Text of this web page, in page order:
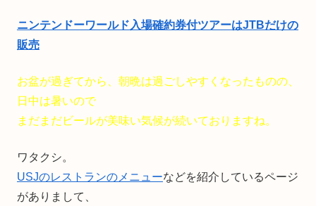
ニンテンドーワールド入場確約券付ツアーはJTBだけの
販売
お盆が過ぎてから、朝晩は過ごしやすくなったものの、
日中は暑いので
まだまだビールが美味い気候が続いておりますね。
ワタクシ。
USJのレストランのメニューなどを紹介しているページ
がありまして、